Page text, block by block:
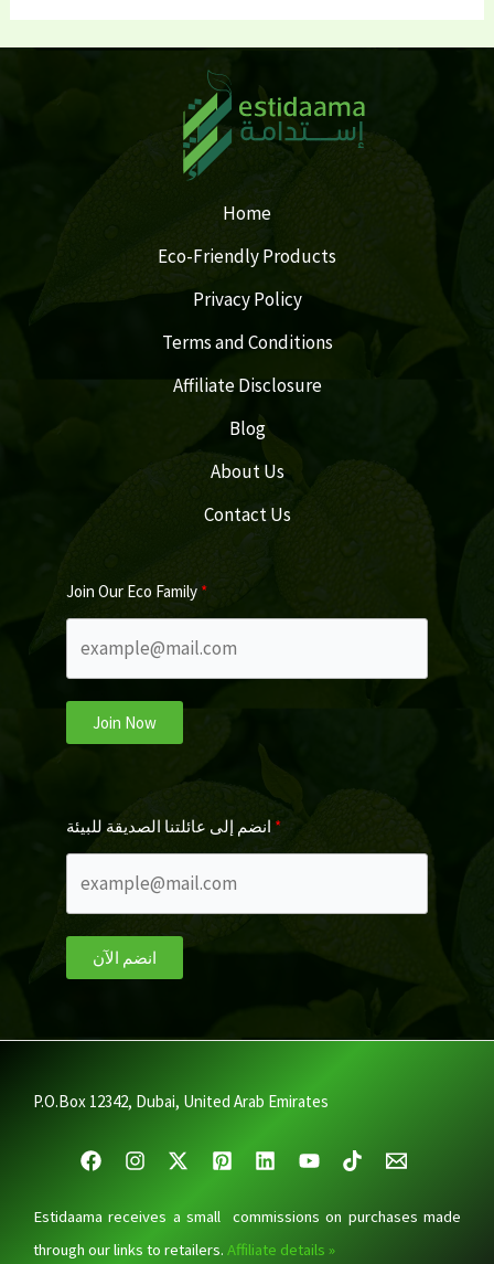
Home
Eco-Friendly Products
Privacy Policy
Terms and Conditions
Affiliate Disclosure
Blog
About Us
Contact Us
Join Our Eco Family
Join Now
انضم إلى عائلتنا الصديقة للبيئة
انضم الآن
P.O.Box 12342, Dubai, United Arab Emirates
Estidaama receives a small commissions on purchases made
through our links to retailers. Affiliate details »